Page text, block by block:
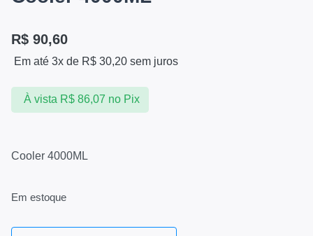
R$ 90,60
Em até 3x de R$ 30,20 sem juros
À vista R$86,07 no Pix
Cooler 4000ML
Em estoque